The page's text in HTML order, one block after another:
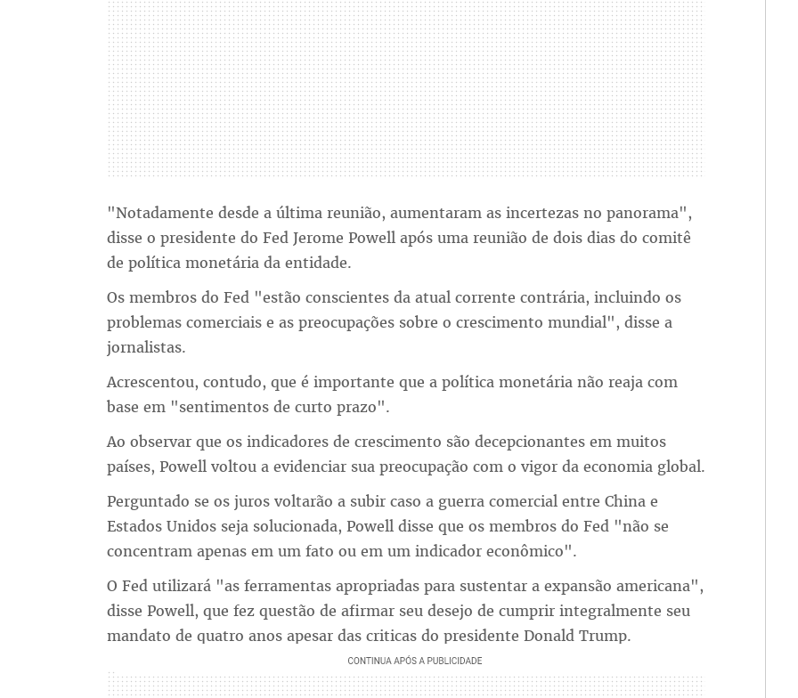
"Notadamente desde a última reunião, aumentaram as incertezas no panorama",
disse o presidente do Fed Jerome Powell após uma reunião de dois dias do comitê
de política monetária da entidade.
Os membros do Fed "estão conscientes da atual corrente contrária, incluindo os
problemas comerciais e as preocupações sobre o crescimento mundial", disse a
jornalistas.
Acrescentou, contudo, que é importante que a política monetária não reaja com
base em "sentimentos de curto prazo".
Ao observar que os indicadores de crescimento são decepcionantes em muitos
países, Powell voltou a evidenciar sua preocupação com o vigor da economia global.
Perguntado se os juros voltarão a subir caso a guerra comercial entre China e
Estados Unidos seja solucionada, Powell disse que os membros do Fed "não se
concentram apenas em um fato ou em um indicador econômico".
O Fed utilizará "as ferramentas apropriadas para sustentar a expansão americana",
disse Powell, que fez questão de afirmar seu desejo de cumprir integralmente seu
mandato de quatro anos apesar das criticas do presidente Donald Trump.